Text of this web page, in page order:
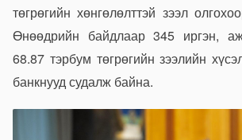
төгрөгийн хөнгөлөлттэй зээл
Өнөөдрийн байдлаар 345 иргэн,
68.87 тэрбум төгрөгийн зээлийн
банкнууд судалж байна.